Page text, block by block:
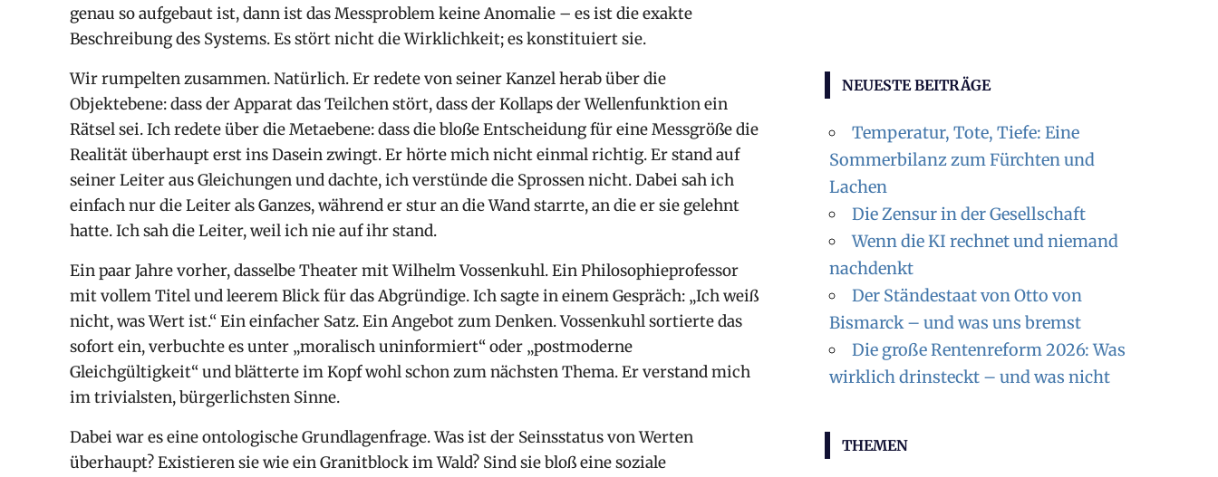
genau so aufgebaut ist, dann ist das Messproblem keine Anomalie – es ist die exakte
Beschreibung des Systems. Es stört nicht die Wirklichkeit; es konstituiert sie.
Wir rumpelten zusammen. Natürlich. Er redete von seiner Kanzel herab über die
Objektebene: dass der Apparat das Teilchen stört, dass der Kollaps der Wellenfunktion ein
Rätsel sei. Ich redete über die Metaebene: dass die bloße Entscheidung für eine Messgröße die
Realität überhaupt erst ins Dasein zwingt. Er hörte mich nicht einmal richtig. Er stand auf
seiner Leiter aus Gleichungen und dachte, ich verstünde die Sprossen nicht. Dabei sah ich
einfach nur die Leiter als Ganzes, während er stur an die Wand starrte, an die er sie gelehnt
hatte. Ich sah die Leiter, weil ich nie auf ihr stand.
Ein paar Jahre vorher, dasselbe Theater mit Wilhelm Vossenkuhl. Ein Philosophieprofessor
mit vollem Titel und leerem Blick für das Abgründige. Ich sagte in einem Gespräch: „Ich weiß
nicht, was Wert ist.“ Ein einfacher Satz. Ein Angebot zum Denken. Vossenkuhl sortierte das
sofort ein, verbuchte es unter „moralisch uninformiert“ oder „postmoderne
Gleichgültigkeit“ und blätterte im Kopf wohl schon zum nächsten Thema. Er verstand mich
im trivialsten, bürgerlichsten Sinne.
Dabei war es eine ontologische Grundlagenfrage. Was ist der Seinsstatus von Werten
überhaupt? Existieren sie wie ein Granitblock im Wald? Sind sie bloß eine soziale
NEUESTE BEITRÄGE
Temperatur, Tote, Tiefe: Eine
Sommerbilanz zum Fürchten und
Lachen
Die Zensur in der Gesellschaft
Wenn die KI rechnet und niemand
nachdenkt
Der Ständestaat von Otto von
Bismarck – und was uns bremst
Die große Rentenreform 2026: Was
wirklich drinsteckt – und was nicht
THEMEN